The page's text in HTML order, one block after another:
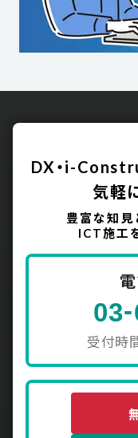
DX・i-
気軽
豊富な知見
ICT施工
03-
受付時